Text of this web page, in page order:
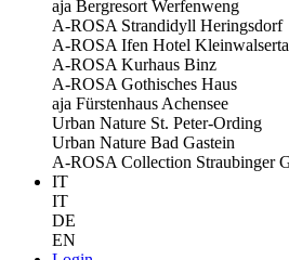
aja Bergresort Werfenweng
A-ROSA Strandidyll Heringsdorf
A-ROSA Ifen Hotel
A-ROSA Kurhaus Binz
A-ROSA Gothisches Haus
aja Fürstenhaus Achensee
Urban Nature St. Peter-Ording
Urban Nature Bad Gastein
A-ROSA Collection Straubinger
IT
IT
DE
EN